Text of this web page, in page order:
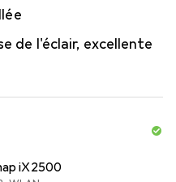
de l'éclair, excellente
iX2500